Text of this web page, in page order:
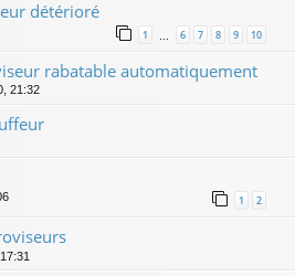
détérioré
1 6 7 8 9 10
rabatable automatiquement
21:32
1 2